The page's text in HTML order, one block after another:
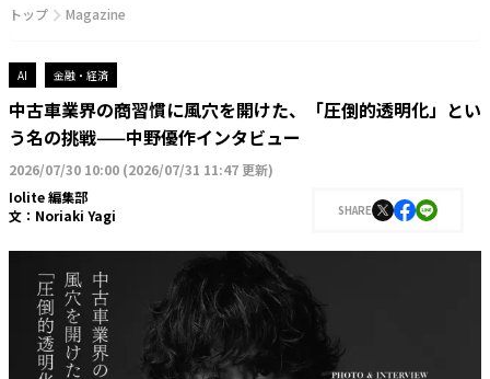
トップ Magazine
AI 金融・経済
中古車業界の商習慣に風穴を開けた、「圧倒的透明化」とい
う名の挑戦——中野優作インタビュー
2026/07/30 10:00 (2026/07/31 11:47 更新)
Iolite 編集部
文： Noriaki Yagi SHARE